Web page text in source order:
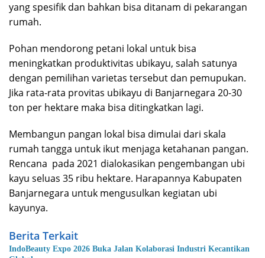
yang spesifik dan bahkan bisa ditanam di pekarangan
rumah.
Pohan mendorong petani lokal untuk bisa
meningkatkan produktivitas ubikayu, salah satunya
dengan pemilihan varietas tersebut dan pemupukan.
Jika rata-rata provitas ubikayu di Banjarnegara 20-30
ton per hektare maka bisa ditingkatkan lagi.
Membangun pangan lokal bisa dimulai dari skala
rumah tangga untuk ikut menjaga ketahanan pangan.
Rencana pada 2021 dialokasikan pengembangan ubi
kayu seluas 35 ribu hektare. Harapannya Kabupaten
Banjarnegara untuk mengusulkan kegiatan ubi
kayunya.
Berita Terkait
IndoBeauty Expo 2026 Buka Jalan Kolaborasi Industri Kecantikan